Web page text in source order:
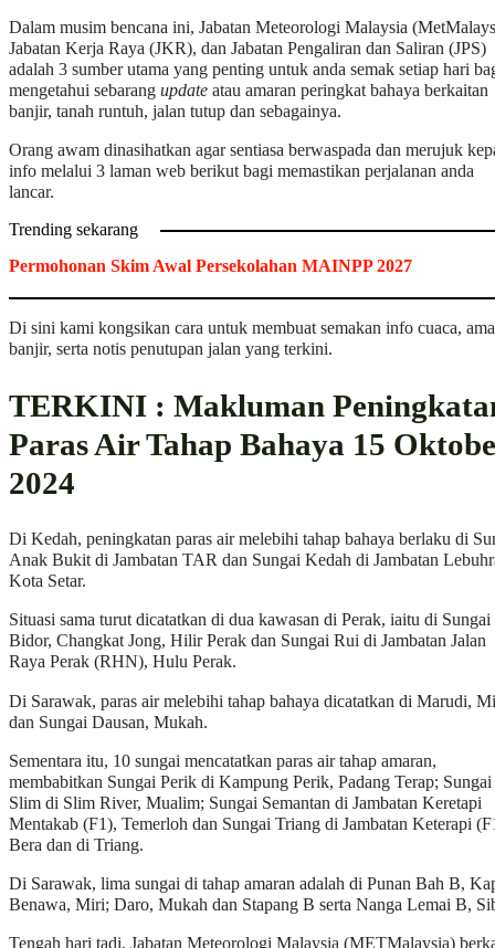
Dalam musim bencana ini, Jabatan Meteorologi Malaysia
Jabatan Kerja Raya (JKR), dan Jabatan Pengaliran dan Saliran (JPS)
adalah 3 sumber utama yang penting untuk anda semak setiap hari
mengetahui sebarang update atau amaran peringkat bahaya berkaitan
banjir, tanah runtuh, jalan tutup dan sebagainya.
Orang awam dinasihatkan agar sentiasa berwaspada dan merujuk
info melalui 3 laman web berikut bagi memastikan perjalanan anda
lancar.
Trending sekarang
Permohonan Skim Awal Persekolahan MAINPP 2027
Di sini kami kongsikan cara untuk membuat semakan info cuaca,
banjir, serta notis penutupan jalan yang terkini.
TERKINI : Makluman
Paras Air Tahap Bahaya 15
2024
Di Kedah, peningkatan paras air melebihi tahap bahaya berlaku di
Anak Bukit di Jambatan TAR dan Sungai Kedah di Jambatan
Kota Setar.
Situasi sama turut dicatatkan di dua kawasan di Perak, iaitu di Sungai
Bidor, Changkat Jong, Hilir Perak dan Sungai Rui di Jambatan Jalan
Raya Perak (RHN), Hulu Perak.
Di Sarawak, paras air melebihi tahap bahaya dicatatkan di Marudi,
dan Sungai Dausan, Mukah.
Sementara itu, 10 sungai mencatatkan paras air tahap amaran,
membabitkan Sungai Perik di Kampung Perik, Padang Terap; Sungai
Slim di Slim River, Mualim; Sungai Semantan di Jambatan Keretapi
Mentakab (F1), Temerloh dan Sungai Triang di Jambatan Keterapi
Bera dan di Triang.
Di Sarawak, lima sungai di tahap amaran adalah di Punan Bah B,
Benawa, Miri; Daro, Mukah dan Stapang B serta Nanga Lemai B,